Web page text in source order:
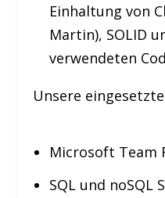
Einhaltung von
Martin), SOLID
verwendeten
Unsere
Microsoft Team
SQL und noSQL